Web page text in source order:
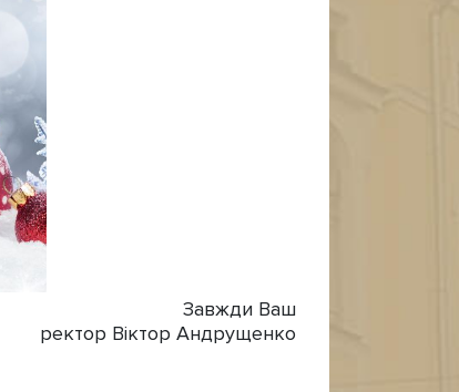
Завжди Ваш
ректор Віктор Андрущенко